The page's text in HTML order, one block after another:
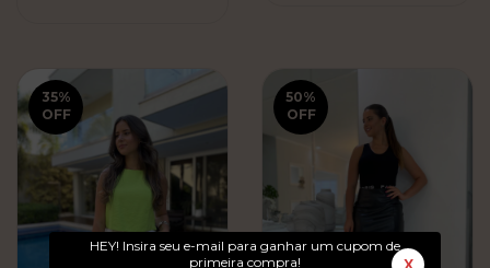
HEY! Insira seu e-mail para ganhar um cupom de
primeira compra!
X
35%
OFF
50%
OFF